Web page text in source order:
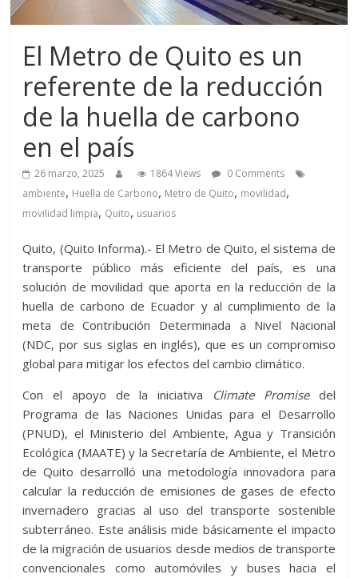
El Metro de Quito es un
referente de la reducción
de la huella de carbono
en el país
26 marzo, 2025 1864 Views
0 Comments
ambiente, Huella de Carbono, Metro de Quito, movilidad,
movilidad limpia, Quito, usuarios
Quito, (Quito Informa).- El Metro de Quito, el sistema de
transporte público más eficiente del país, es una
solución de movilidad que aporta en la reducción de la
huella de carbono de Ecuador y al cumplimiento de la
meta de Contribución Determinada a Nivel Nacional
(NDC, por sus siglas en inglés), que es un compromiso
global para mitigar los efectos del cambio climático.
Con el apoyo de la iniciativa Climate Promisedel
Programa de las Naciones Unidas para el Desarrollo
(PNUD), el Ministerio del Ambiente, Agua y Transición
Ecológica (MAATE) y la Secretaría de Ambiente, el Metro
de Quito desarrolló una metodología innovadora para
calcular la reducción de emisiones de gases de efecto
invernadero gracias al uso del transporte sostenible
subterráneo. Este análisis mide básicamente el impacto
de la migración de usuarios desde medios de transporte
convencionales como automóviles y buses hacia el